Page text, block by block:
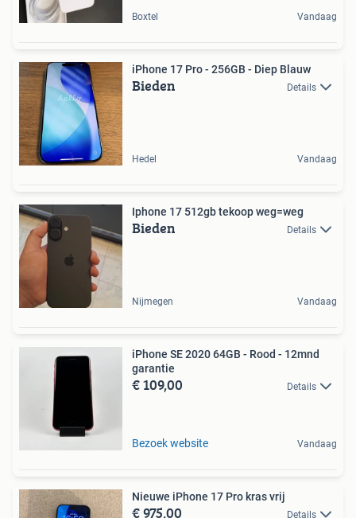
Boxtel Vandaag
iPhone 17 Pro - 256GB - Diep Blauw
Bieden Details
Hedel Vandaag
Iphone 17 512gb tekoop weg=weg
Bieden Details
Nijmegen Vandaag
iPhone SE 2020 64GB - Rood - 12mnd
garantie
€ 109,00 Details
Bezoek website Vandaag
Nieuwe iPhone 17 Pro kras vrij
€ 975,00 Details